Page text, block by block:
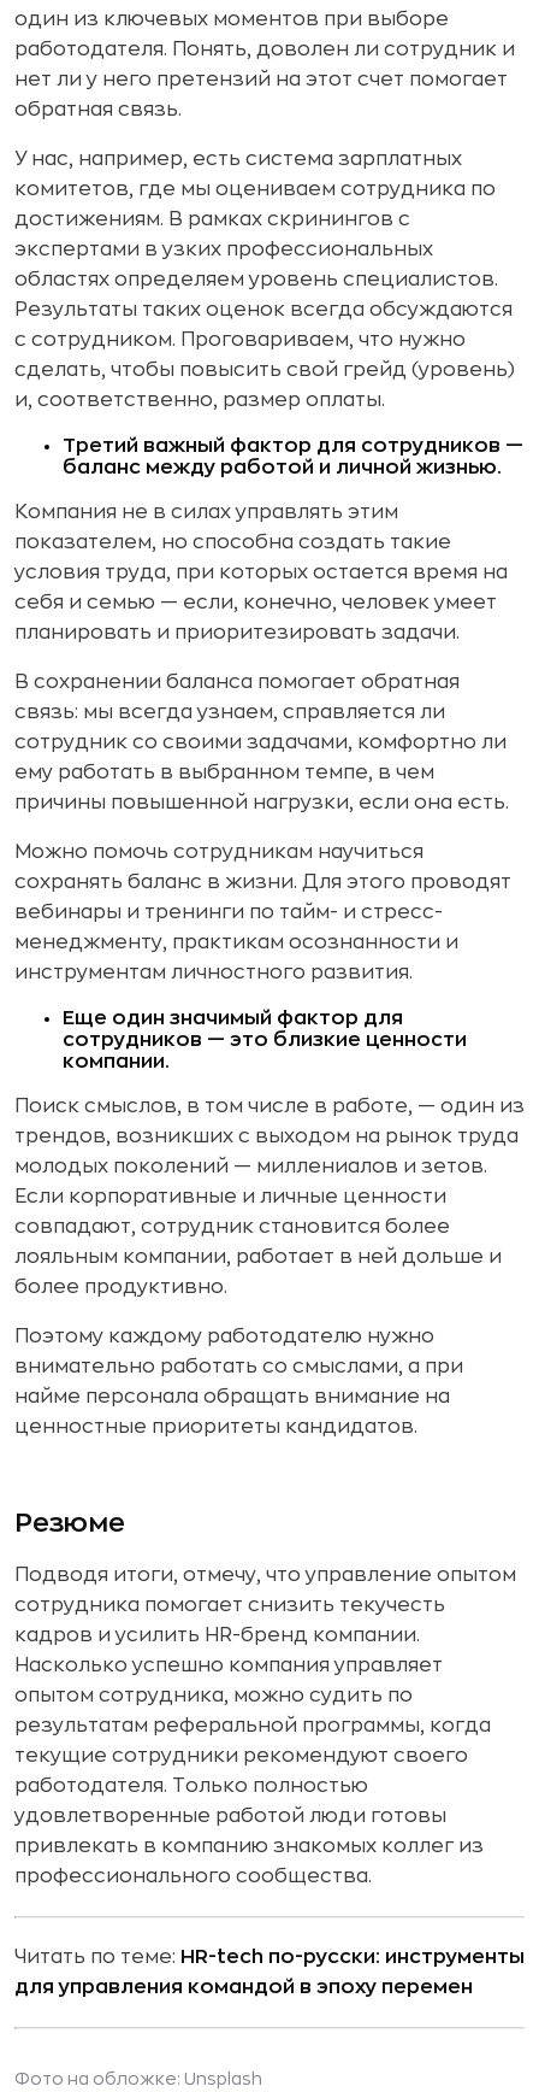
один из ключевых моментов при выборе
работодателя. Понять, доволен ли сотрудник и
нет ли у него претензий на этот счет помогает
обратная связь.
У нас, например, есть система зарплатных
комитетов, где мы оцениваем сотрудника по
достижениям. В рамках скринингов с
экспертами в узких профессиональных
областях определяем уровень специалистов.
Результаты таких оценок всегда обсуждаются
с сотрудником. Проговариваем, что нужно
сделать, чтобы повысить свой грейд (уровень)
и, соответственно, размер оплаты.
Третий важный фактор для сотрудников —
баланс между работой и личной жизнью.
Компания не в силах управлять этим
показателем, но способна создать такие
условия труда, при которых остается время на
себя и семью — если, конечно, человек умеет
планировать и приоритезировать задачи.
В сохранении баланса помогает обратная
связь: мы всегда узнаем, справляется ли
сотрудник со своими задачами, комфортно ли
ему работать в выбранном темпе, в чем
причины повышенной нагрузки, если она есть.
Можно помочь сотрудникам научиться
сохранять баланс в жизни. Для этого проводят
вебинары и тренинги по тайм- и стресс-
менеджменту, практикам осознанности и
инструментам личностного развития.
Еще один значимый фактор для
сотрудников — это близкие ценности
компании.
Поиск смыслов, в том числе в работе, — один из
трендов, возникших с выходом на рынок труда
молодых поколений — миллениалов и зетов.
Если корпоративные и личные ценности
совпадают, сотрудник становится более
лояльным компании, работает в ней дольше и
более продуктивно.
Поэтому каждому работодателю нужно
внимательно работать со смыслами, а при
найме персонала обращать внимание на
ценностные приоритеты кандидатов.
Резюме
Подводя итоги, отмечу, что управление опытом
сотрудника помогает снизить текучесть
кадров и усилить HR-бренд компании.
Насколько успешно компания управляет
опытом сотрудника, можно судить по
результатам реферальной программы, когда
текущие сотрудники рекомендуют своего
работодателя. Только полностью
удовлетворенные работой люди готовы
привлекать в компанию знакомых коллег из
профессионального сообщества.
Читать по теме: HR-tech по-русски: инструменты
для управления командой в эпоху перемен
Фото на обложке: Unsplash